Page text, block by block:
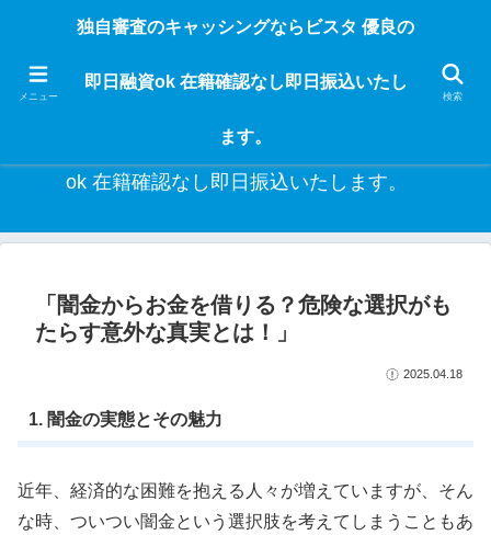
独自審査のフリーローンならビスタなら24時間365日 在籍確認なしで借りれる
な入用があっても安心！融資率97％！仕事をしている人ならブラックでも給料
日返済の１ヶ月融資で借りられるから安心！
独自審査のキャッシングならビスタ 優良の即日融資
ok 在籍確認なし即日振込いたします。
「闇金からお金を借りる？危険な選択がも
たらす意外な真実とは！」
2025.04.18
1. 闇金の実態とその魅力
近年、経済的な困難を抱える人々が増えていますが、そん
な時、ついつい闇金という選択肢を考えてしまうこともあ
メニュー
独自審査のキャッシングならビスタ 優良の
即日融資ok 在籍確認なし即日振込いたし
ます。
検索